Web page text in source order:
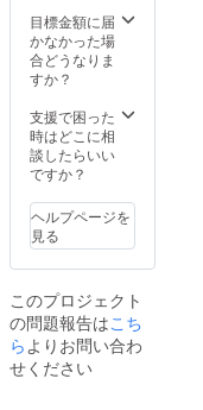
シュー
ターは
透明に
目標金額に届
かなかった場
合どうなりま
すか？
支援で困った
時はどこに相
談したらいい
ですか？
ヘルプページを
見る
このプロジェクト
の問題報告はこち
ら よりお問い合わ
せください